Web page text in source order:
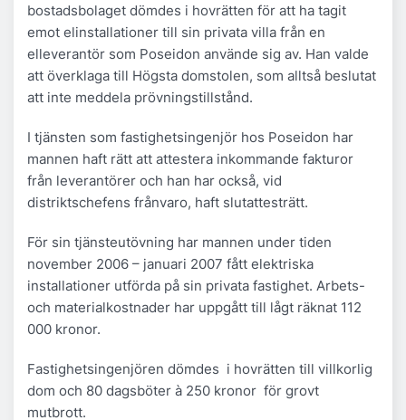
bostadsbolaget dömdes i hovrätten för att ha tagit
emot elinstallationer till sin privata villa från en
elleverantör som Poseidon använde sig av. Han valde
att överklaga till Högsta domstolen, som alltså beslutat
att inte meddela prövningstillstånd.
I tjänsten som fastighetsingenjör hos Poseidon har
mannen haft rätt att attestera inkommande fakturor
från leverantörer och han har också, vid
distriktschefens frånvaro, haft slutattesträtt.
För sin tjänsteutövning har mannen under tiden
november 2006 – januari 2007 fått elektriska
installationer utförda på sin privata fastighet. Arbets-
och materialkostnader har uppgått till lågt räknat 112
000 kronor.
Fastighetsingenjören dömdes i hovrätten till villkorlig
dom och 80 dagsböter à 250 kronor för grovt
mutbrott.